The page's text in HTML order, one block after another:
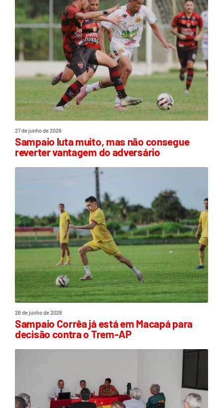
27 de junho de 2026
Sampaio luta muito, mas não consegue
reverter vantagem do adversário
26 de junho de 2026
Sampaio Corrêa já está em Macapá para
decisão contra o Trem-AP